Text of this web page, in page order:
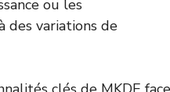
ou les
des variations de